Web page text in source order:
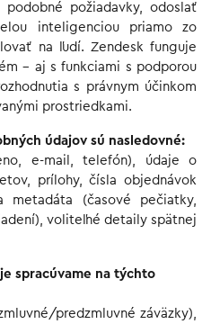
podobné požiadavky, odoslať
inteligenciou priamo zo
na ľudí. Zendesk funguje
– aj s funkciami s podporou
s právnym účinkom
prostriedkami.
údajov sú nasledovné:
e-mail, telefón), údaje o
prílohy, čísla objednávok
metadáta (časové pečiatky,
voliteľné detaily spätnej
spracúvame na týchto
predzmluvné záväzky),